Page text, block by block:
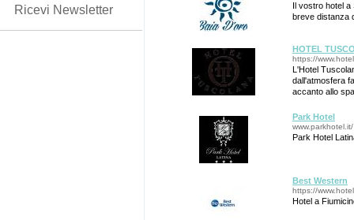
Il vostro hotel a
breve distanza
HOTEL
https://
L'Hotel
dall'atmosfera
accanto allo
Park Hotel
www.parkhotel.it/
Park Hotel
Best Western
https://
Hotel a
Ricevi Newsletter